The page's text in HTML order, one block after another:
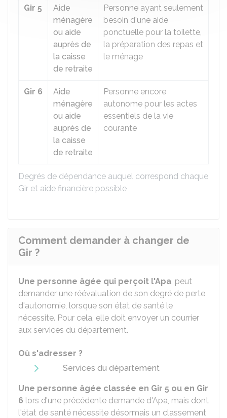
Degrés de dépendance auquel correspond chaque
Gir et aide financière possible
Gir 5
Aide
ménagère
ou aide
auprès de
la caisse
de retraite
Personne ayant seulement
besoin d'une aide
ponctuelle pour la toilette,
la préparation des repas et
le ménage
Gir 6
Aide
ménagère
ou aide
auprès de
la caisse
de retraite
Personne encore
autonome pour les actes
essentiels de la vie
courante
Comment demander à changer de
Gir ?
Une personne âgée qui perçoit l'Apa, peut
demander une réévaluation de son degré de perte
d'autonomie, lorsque son état de santé le
nécessite. Pour cela, elle doit envoyer un courrier
aux services du département.
Où s'adresser ?
Services du département
Une personne âgée classée en Gir 5 ou en Gir
6 lors d'une précédente demande d'Apa, mais dont
l'état de santé nécessite désormais un classement